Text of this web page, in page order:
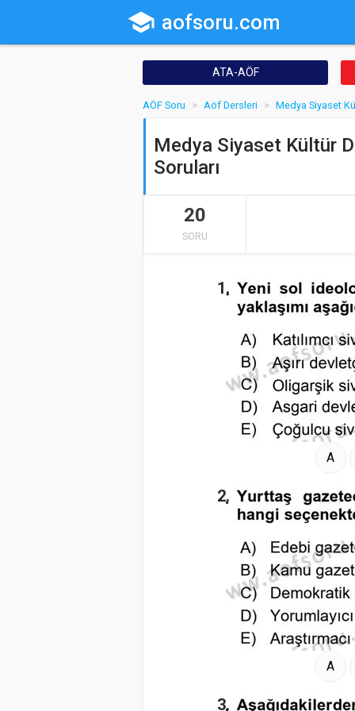
school aofsoru.com
ATA-AÖF
AÖF Soru Aöf Dersleri Medya Siyaset
Medya Siyaset Kültür
Soruları
20
SORU
1.
A
2.
A
3.